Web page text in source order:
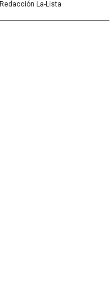
Redacción La-Lista